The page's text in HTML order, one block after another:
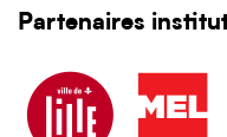
Partenaires